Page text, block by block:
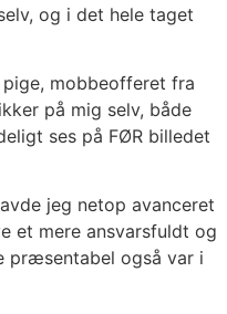
og i det hele taget
mobbeofferet fra
på mig selv, både
ses på FØR billedet
jeg netop avanceret
et mere ansvarsfuldt og
præsentabel også var i